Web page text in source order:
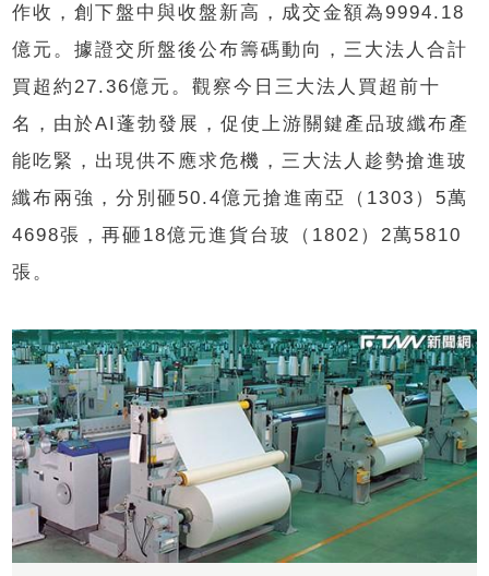
作收，創下盤中與收盤新高，成交金額為9994.18
億元。據證交所盤後公布籌碼動向，三大法人合計
買超約27.36億元。觀察今日三大法人買超前十
名，由於AI蓬勃發展，促使上游關鍵產品玻纖布產
能吃緊，出現供不應求危機，三大法人趁勢搶進玻
纖布兩強，分別砸50.4億元搶進南亞（1303）5萬
4698張，再砸18億元進貨台玻（1802）2萬5810
張。